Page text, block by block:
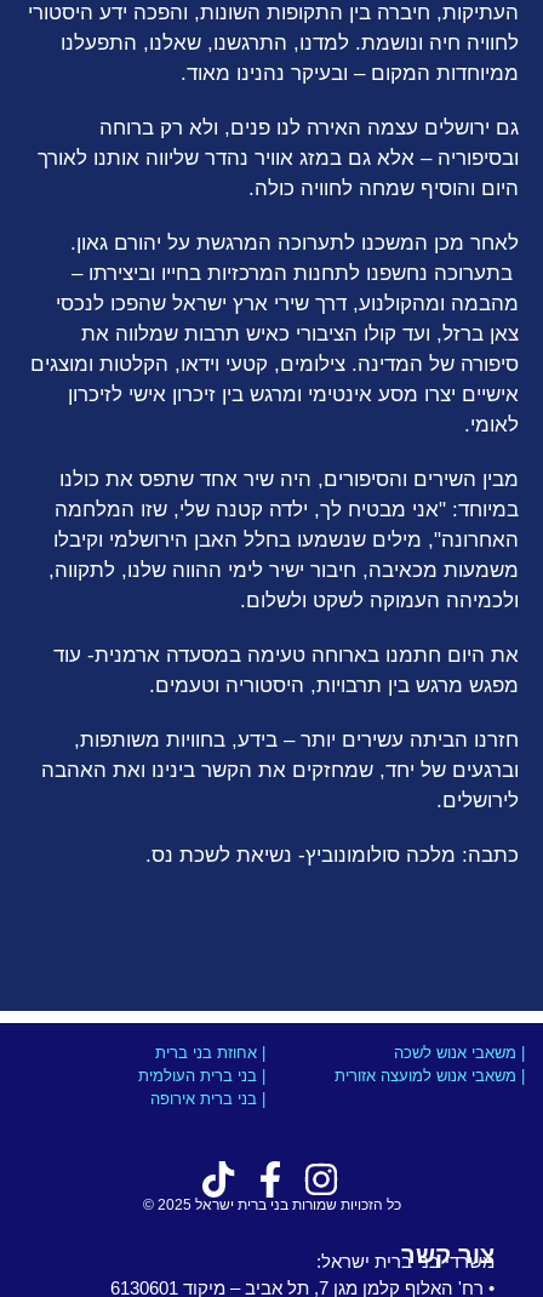
העתיקות, חיברה בין התקופות השונות, והפכה ידע היסטורי
לחוויה חיה ונושמת. למדנו, התרגשנו, שאלנו, התפעלנו
ממיוחדות המקום – ובעיקר נהנינו מאוד.
גם ירושלים עצמה האירה לנו פנים, ולא רק ברוחה
ובסיפוריה – אלא גם במזג אוויר נהדר שליווה אותנו לאורך
היום והוסיף שמחה לחוויה כולה.
לאחר מכן המשכנו לתערוכה המרגשת על יהורם גאון.
בתערוכה נחשפנו לתחנות המרכזיות בחייו וביצירתו –
מהבמה ומהקולנוע, דרך שירי ארץ ישראל שהפכו לנכסי
צאן ברזל, ועד קולו הציבורי כאיש תרבות שמלווה את
סיפורה של המדינה. צילומים, קטעי וידאו, הקלטות ומוצגים
אישיים יצרו מסע אינטימי ומרגש בין זיכרון אישי לזיכרון
לאומי.
מבין השירים והסיפורים, היה שיר אחד שתפס את כולנו
במיוחד: "אני מבטיח לך, ילדה קטנה שלי, שזו המלחמה
האחרונה", מילים שנשמעו בחלל האבן הירושלמי וקיבלו
משמעות מכאיבה, חיבור ישיר לימי ההווה שלנו, לתקווה,
ולכמיהה העמוקה לשקט ולשלום.
את היום חתמנו בארוחה טעימה במסעדה ארמנית- עוד
מפגש מרגש בין תרבויות, היסטוריה וטעמים.
חזרנו הביתה עשירים יותר – בידע, בחוויות משותפות,
וברגעים של יחד, שמחזקים את הקשר בינינו ואת האהבה
לירושלים.
כתבה: מלכה סולומונוביץ- נשיאת לשכת נס.
| משאבי אנוש לשכה
| משאבי אנוש למועצה אזורית
| אחוזת בני ברית
| בני ברית העולמית
| בני ברית אירופה
כל הזכויות שמורות בני ברית ישראל 2025 ©
צור קשר
משרדי בני ברית ישראל:
• רח' האלוף קלמן מגן 7, תל אביב – מיקוד 6130601